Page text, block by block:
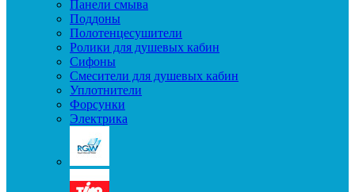
Панели смыва
Поддоны
Полотенцесушители
Ролики для душевых кабин
Сифоны
Смесители для душевых кабин
Уплотнители
Форсунки
Электрика